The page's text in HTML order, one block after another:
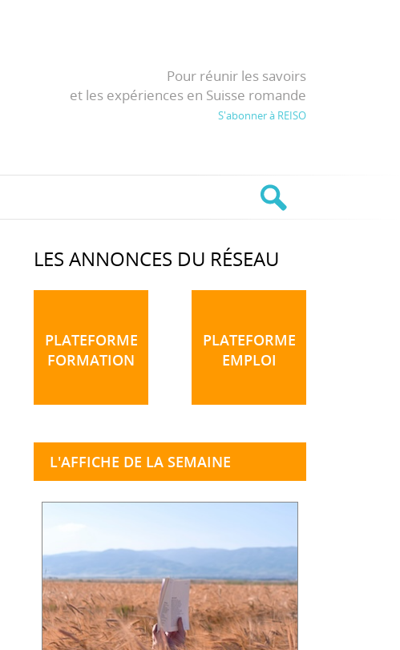
Pour réunir les savoirs
et les expériences en Suisse romande
S'abonner à REISO
LES ANNONCES DU RÉSEAU
PLATEFORME
FORMATION
PLATEFORME
EMPLOI
L'AFFICHE DE LA SEMAINE